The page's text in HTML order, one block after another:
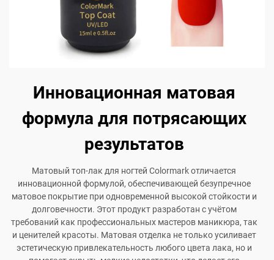
Инновационная матовая
формула для потрясающих
результатов
Матовый топ-лак для ногтей Colormark отличается
инновационной формулой, обеспечивающей безупречное
матовое покрытие при одновременной высокой стойкости и
долговечности. Этот продукт разработан с учётом
требований как профессиональных мастеров маникюра, так
и ценителей красоты. Матовая отделка не только усиливает
эстетическую привлекательность любого цвета лака, но и